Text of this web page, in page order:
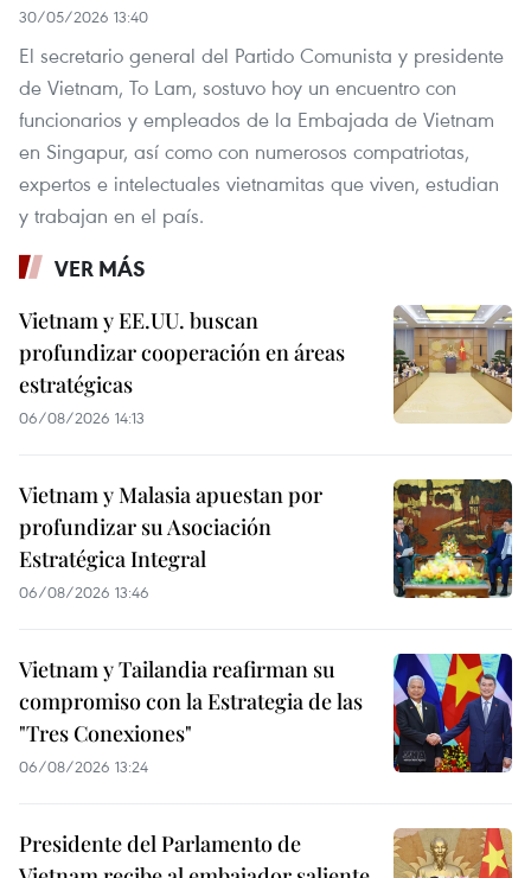
30/05/2026 13:40
El secretario general del Partido Comunista y presidente
de Vietnam, To Lam, sostuvo hoy un encuentro con
funcionarios y empleados de la Embajada de Vietnam
en Singapur, así como con numerosos compatriotas,
expertos e intelectuales vietnamitas que viven, estudian
y trabajan en el país.
VER MÁS
Vietnam y EE.UU. buscan
profundizar cooperación en áreas
estratégicas
06/08/2026 14:13
Vietnam y Malasia apuestan por
profundizar su Asociación
Estratégica Integral
06/08/2026 13:46
Vietnam y Tailandia reafirman su
compromiso con la Estrategia de las
"Tres Conexiones"
06/08/2026 13:24
Presidente del Parlamento de